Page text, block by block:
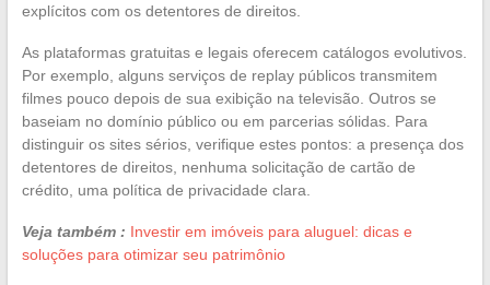
explícitos com os detentores de direitos.
As plataformas gratuitas e legais oferecem catálogos evolutivos.
Por exemplo, alguns serviços de replay públicos transmitem
filmes pouco depois de sua exibição na televisão. Outros se
baseiam no domínio público ou em parcerias sólidas. Para
distinguir os sites sérios, verifique estes pontos: a presença dos
detentores de direitos, nenhuma solicitação de cartão de
crédito, uma política de privacidade clara.
Veja também : Investir em imóveis para aluguel: dicas e
soluções para otimizar seu patrimônio